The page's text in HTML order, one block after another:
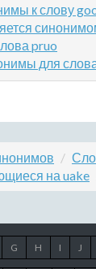
к слову
pruo
для
на uake
G H I J